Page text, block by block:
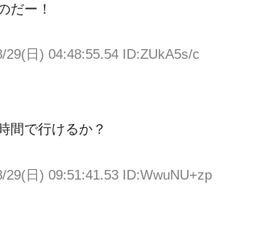
だー！
29(日) 04:48:55.54 ID:ZUkA5s/c
間で行けるか？
29(日) 09:51:41.53 ID:WwuNU+zp